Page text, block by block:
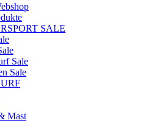
SALE
Sale
Sale
Mast